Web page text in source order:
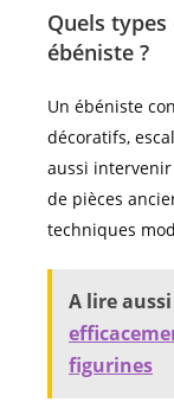
Quels
ébéniste ?
Un ébéniste
décoratifs,
aussi
de pièces
techniques
A lire aussi
figurines